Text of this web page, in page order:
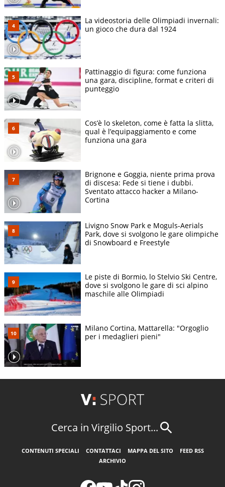
La videostoria delle Olimpiadi invernali:
un gioco che dura dal 1924
Pattinaggio di figura: come funziona
una gara, discipline, format e criteri di
punteggio
Cos’è lo skeleton, come è fatta la slitta,
qual è l’equipaggiamento e come
funziona una gara
Brignone e Goggia, niente prima prova
di discesa: Fede si tiene i dubbi.
Sventato attacco hacker a Milano-
Cortina
Livigno Snow Park e Moguls-Aerials
Park, dove si svolgono le gare olimpiche
di Snowboard e Freestyle
Le piste di Bormio, lo Stelvio Ski Centre,
dove si svolgono le gare di sci alpino
maschile alle Olimpiadi
Milano Cortina, Mattarella: "Orgoglio
per i medaglieri pieni"
Cerca in Virgilio Sport...
CONTENUTI SPECIALI CONTATTACI MAPPA DEL SITO
FEED RSS
ARCHIVIO